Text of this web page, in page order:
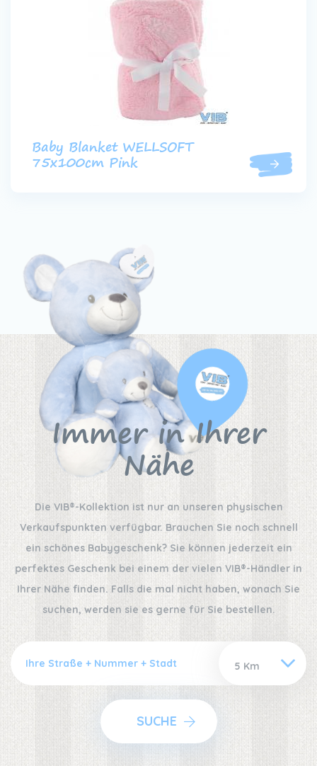
Baby Blanket WELLSOFT
75x100cm Pink
Immer in Ihrer
Nähe
Die VIB®-Kollektion ist nur an unseren physischen
Verkaufspunkten verfügbar. Brauchen Sie noch schnell
ein schönes Babygeschenk? Sie können jederzeit ein
perfektes Geschenk bei einem der vielen VIB®-Händler in
Ihrer Nähe finden. Falls die mal nicht haben, wonach Sie
suchen, werden sie es gerne für Sie bestellen.
SUCHE